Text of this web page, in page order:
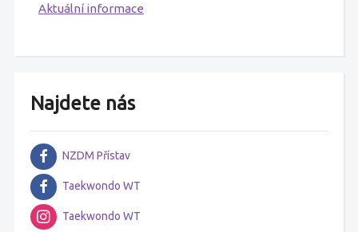
Najdete nás
NZDM Přístav
Taekwondo WT
Taekwondo WT
Aktuální informace